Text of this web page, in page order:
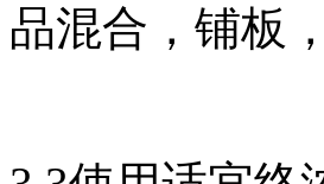
品混合，铺板